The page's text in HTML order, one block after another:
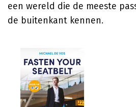
een wereld die de meeste
de buitenkant kennen.